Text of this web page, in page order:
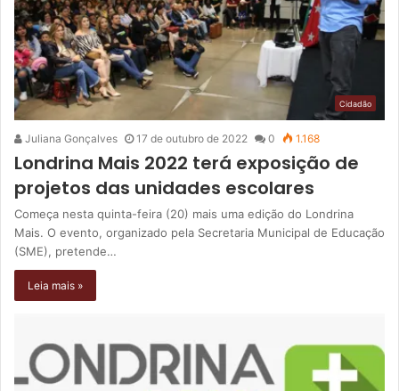
Cidadão
Juliana Gonçalves 17 de outubro de 2022 0 1.168
Londrina Mais 2022 terá exposição de
projetos das unidades escolares
Começa nesta quinta-feira (20) mais uma edição do Londrina
Mais. O evento, organizado pela Secretaria Municipal de Educação
(SME), pretende…
Leia mais »